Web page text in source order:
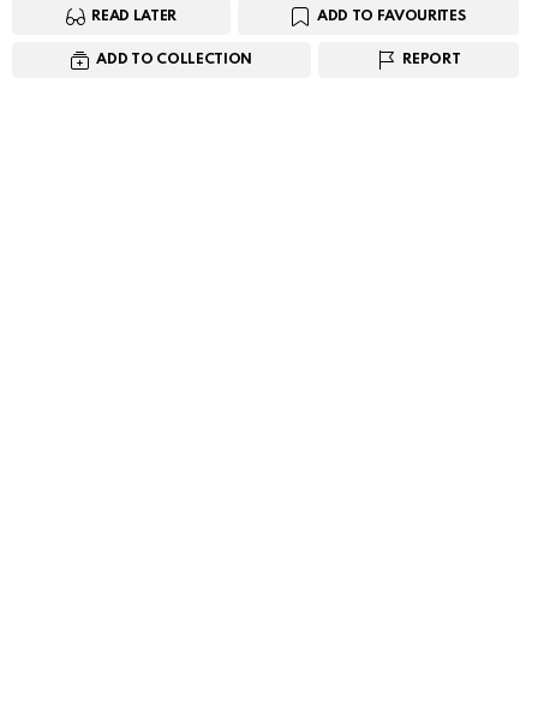
READ LATER ADD TO FAVOURITES
ADD TO COLLECTION REPORT